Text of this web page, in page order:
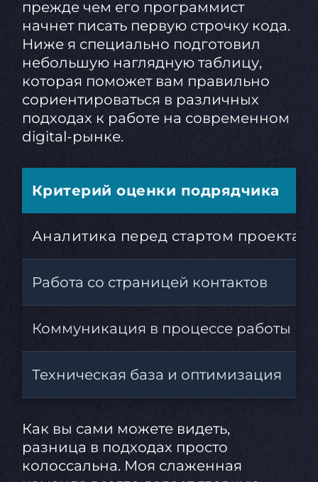
прежде чем его программист
начнет писать первую строчку кода.
Ниже я специально подготовил
небольшую наглядную таблицу,
которая поможет вам правильно
сориентироваться в различных
подходах к работе на современном
digital-рынке.
Критерий оценки подрядчика
Аналитика перед стартом проекта
Работа со страницей контактов
Коммуникация в процессе работы
Техническая база и оптимизация
Как вы сами можете видеть,
разница в подходах просто
колоссальна. Моя слаженная